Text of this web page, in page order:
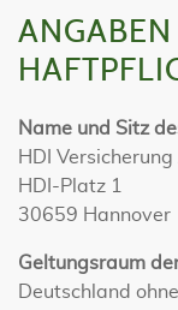
Name und Sitz
HDI Versicherung
HDI-Platz 1
30659 Hannover
Geltungsraum
Deutschland